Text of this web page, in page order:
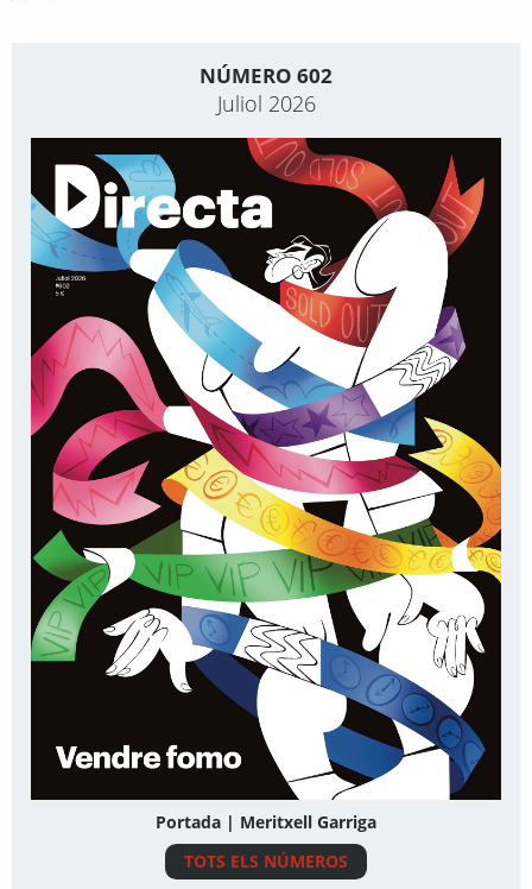
NÚMERO 602
Juliol 2026
Portada | Meritxell Garriga
TOTS ELS NÚMEROS